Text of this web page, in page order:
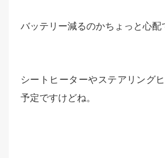
バッテリー減るのかちょっと心配
シートヒーターやステアリング
予定ですけどね。